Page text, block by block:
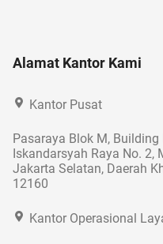
Alamat Kantor Kami
Kantor Pusat
Pasaraya Blok M, Building
Iskandarsyah Raya No. 2,
Jakarta Selatan, Daerah
12160
Kantor Operasional